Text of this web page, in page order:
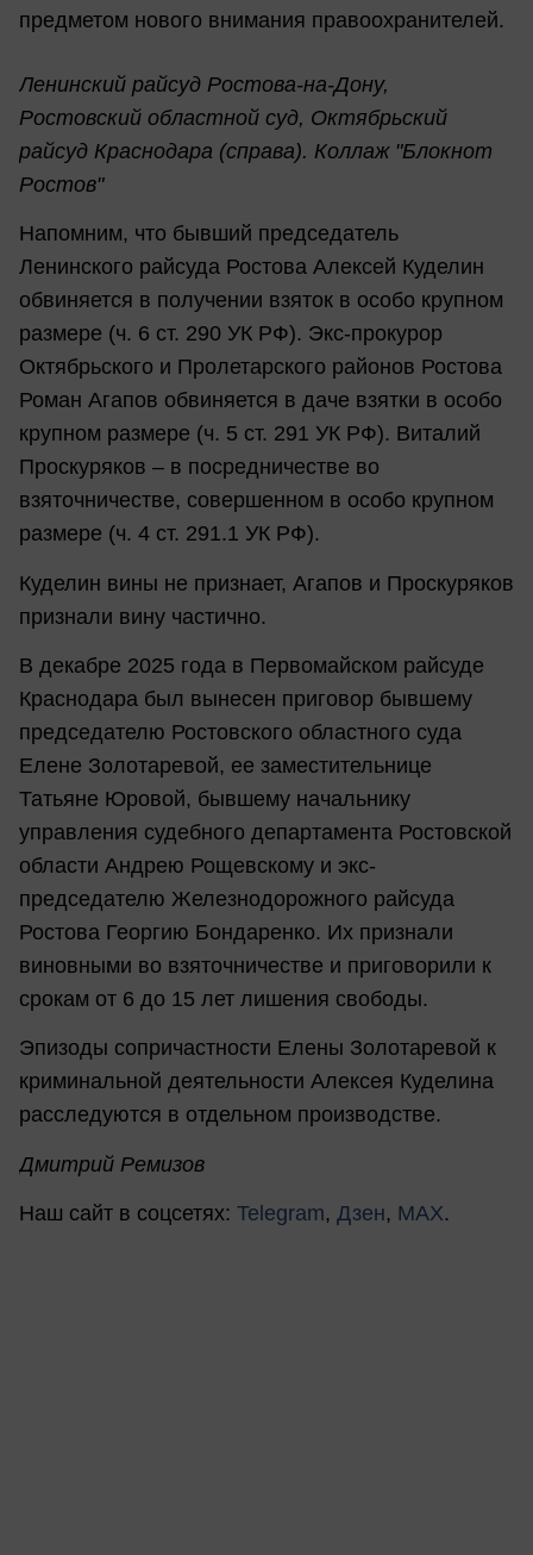
предметом нового внимания правоохранителей.
Ленинский райсуд Ростова-на-Дону,
Ростовский областной суд, Октябрьский
райсуд Краснодара (справа). Коллаж "Блокнот
Ростов"
Напомним, что бывший председатель
Ленинского райсуда Ростова Алексей Куделин
обвиняется в получении взяток в особо крупном
размере (ч. 6 ст. 290 УК РФ). Экс-прокурор
Октябрьского и Пролетарского районов Ростова
Роман Агапов обвиняется в даче взятки в особо
крупном размере (ч. 5 ст. 291 УК РФ). Виталий
Проскуряков – в посредничестве во
взяточничестве, совершенном в особо крупном
размере (ч. 4 ст. 291.1 УК РФ).
Куделин вины не признает, Агапов и Проскуряков
признали вину частично.
В декабре 2025 года в Первомайском райсуде
Краснодара был вынесен приговор бывшему
председателю Ростовского областного суда
Елене Золотаревой, ее заместительнице
Татьяне Юровой, бывшему начальнику
управления судебного департамента Ростовской
области Андрею Рощевскому и экс-
председателю Железнодорожного райсуда
Ростова Георгию Бондаренко. Их признали
виновными во взяточничестве и приговорили к
срокам от 6 до 15 лет лишения свободы.
Эпизоды сопричастности Елены Золотаревой к
криминальной деятельности Алексея Куделина
расследуются в отдельном производстве.
Дмитрий Ремизов
Наш сайт в соцсетях: Telegram, Дзен, MAX.